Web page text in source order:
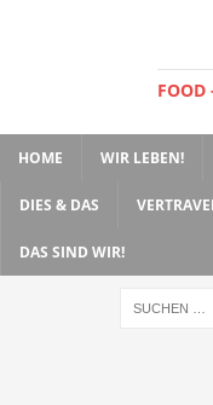
FOOD
HOME WIR LEBEN!
DIES & DAS
DAS SIND WIR!